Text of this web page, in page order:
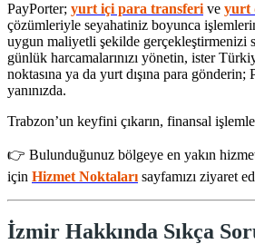
PayPorter; yurt içi para transferi ve yurt
çözümleriyle seyahatiniz boyunca
uygun maliyetli şekilde gerçekleştirmenizi
günlük harcamalarınızı yönetin, ister
noktasına ya da yurt dışına para gönderin;
yanınızda.
Trabzon’un keyfini çıkarın, finansal
👉 Bulunduğunuz bölgeye en yakın
için Hizmet Noktaları sayfamızı ziyaret
İzmir Hakkında Sıkça